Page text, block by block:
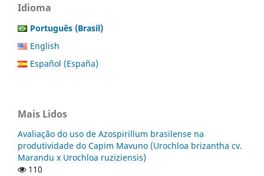
Idioma
Português (Brasil)
English
Español (España)
Mais Lidos
Avaliação do uso de Azospirillum brasilense na
produtividade do Capim Mavuno (Urochloa brizantha cv.
Marandu x Urochloa ruziziensis)
110